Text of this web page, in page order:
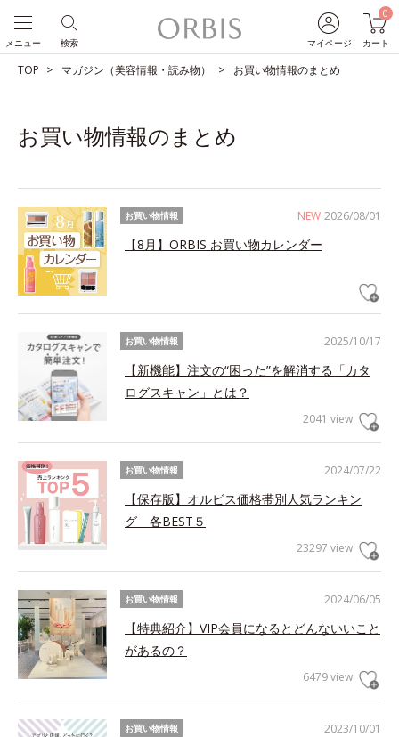
マイページ
0
カート
検索
メニュー
TOP マガジン（美容情報・読み物） お買い物情報のまとめ
お買い物情報のまとめ
NEW 2026/08/01
お買い物情報
【8月】ORBIS お買い物カレンダー
2025/10/17
お買い物情報
【新機能】注文の“困った”を解消する「カタ
ログスキャン」とは？
2041 view
2024/07/22
お買い物情報
【保存版】オルビス価格帯別人気ランキン
グ 各BEST５
23297 view
2024/06/05
お買い物情報
【特典紹介】VIP会員になるとどんないいこと
があるの？
6479 view
2023/10/01
お買い物情報